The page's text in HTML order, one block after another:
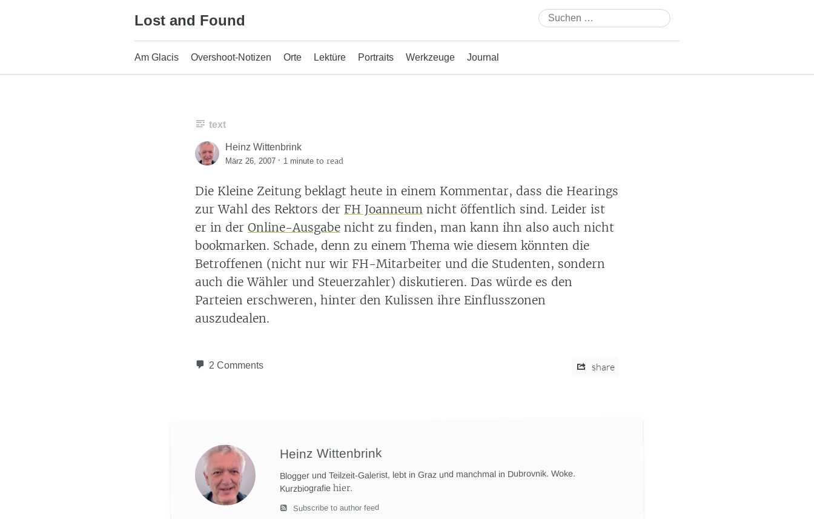
Lost and Found
Suchen
nach:
Am Glacis Overshoot-Notizen Orte Lektüre Portraits Werkzeuge Journal
text
Heinz Wittenbrink
März 26, 2007 · 1 minute to read
Die Kleine Zeitung beklagt heute in einem Kommentar, dass die Hearings
zur Wahl des Rektors der FH Joanneum nicht öffentlich sind. Leider ist
er in der Online-Ausgabe nicht zu finden, man kann ihn also auch nicht
bookmarken. Schade, denn zu einem Thema wie diesem könnten die
Betroffenen (nicht nur wir FH-Mitarbeiter und die Studenten, sondern
auch die Wähler und Steuerzahler) diskutieren. Das würde es den
Parteien erschweren, hinter den Kulissen ihre Einflusszonen
auszudealen.
2 Comments share
Heinz Wittenbrink
Blogger und Teilzeit-Galerist, lebt in Graz und manchmal in Dubrovnik. Woke.
Kurzbiografiehier.
Subscribe to author feed